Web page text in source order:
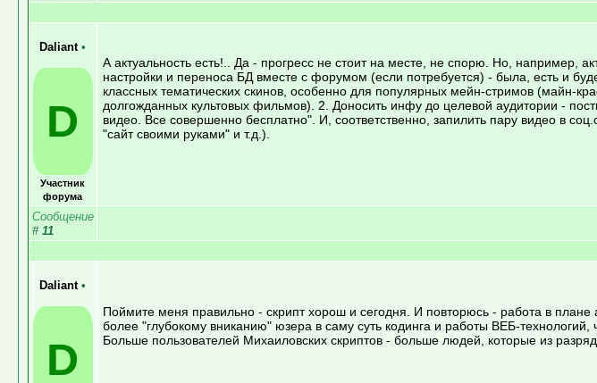
Daliant •
D
Участник
форума
А актуальность есть!.. Да - прогресс не стоит на месте, не спорю. Но, например,
настройки и переноса БД вместе с форумом (если потребуется) - была, есть и
классных тематических скинов, особенно для популярных мейн-стримов (майн-
долгожданных культовых фильмов). 2. Доносить инфу до целевой аудитории -
видео. Все совершенно бесплатно". И, соответственно, запилить пару видео в
"сайт своими руками" и т.д.).
Сообщение
# 11
Daliant •
D
Поймите меня правильно - скрипт хорош и сегодня. И повторюсь - работа в
более "глубокому вниканию" юзера в саму суть кодинга и работы ВЕБ-
Больше пользователей Михаиловских скриптов - больше людей, которые из